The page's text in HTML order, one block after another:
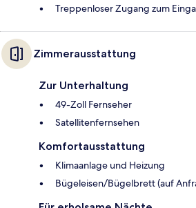
Treppenloser Zugang zum
Zimmerausstattung
Zur Unterhaltung
49-Zoll Fernseher
Satellitenfernsehen
Komfortausstattung
Klimaanlage und Heizung
Bügeleisen/Bügelbrett (auf